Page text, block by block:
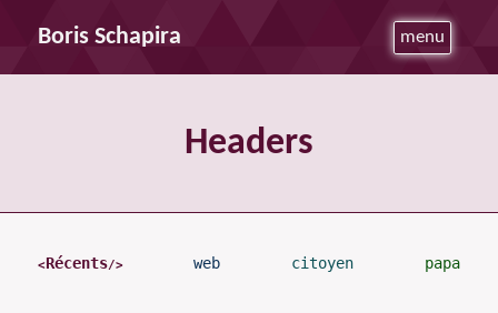
Boris Schapira menu
Headers
Récents web citoyen papa